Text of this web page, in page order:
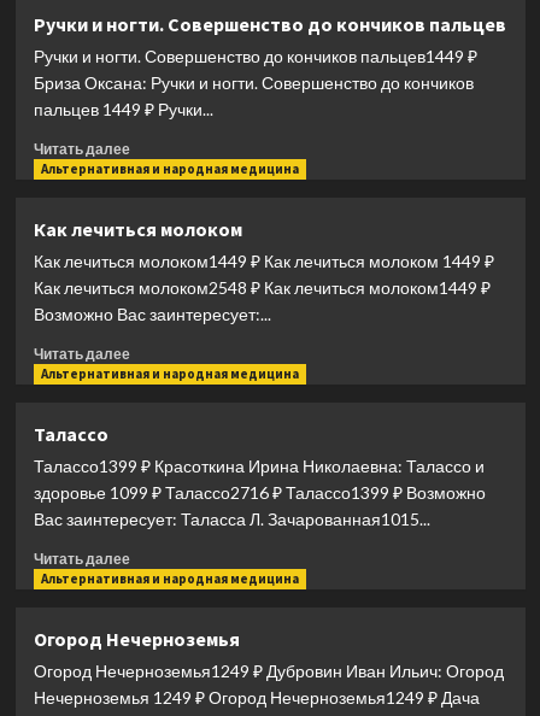
во
время
после
коронавируса
и
живот.
Вскружи
голову
мужчине
своей
мечты
Ручки и ногти. Совершенство до кончиков пальцев
Ручки и ногти. Совершенство до кончиков пальцев1449 ₽
Бриза Оксана: Ручки и ногти. Совершенство до кончиков
пальцев 1449 ₽ Ручки...
Читать далееПрочитать
больше
и
ногти.
Совершенство
пальцев
Альтернативная и народная медицина
Как лечиться молоком
Как лечиться молоком1449 ₽ Как лечиться молоком 1449 ₽
Как лечиться молоком2548 ₽ Как лечиться молоком1449 ₽
Возможно Вас заинтересует:...
Читать далееПрочитать
больше
молоком
Альтернативная и народная медицина
Талассо
Талассо1399 ₽ Красоткина Ирина Николаевна: Талассо и
здоровье 1099 ₽ Талассо2716 ₽ Талассо1399 ₽ Возможно
Вас заинтересует: Таласса Л. Зачарованная1015...
Читать далееПрочитать
больше
Альтернативная и народная медицина
Огород Нечерноземья
Огород Нечерноземья1249 ₽ Дубровин Иван Ильич: Огород
Нечерноземья 1249 ₽ Огород Нечерноземья1249 ₽ Дача